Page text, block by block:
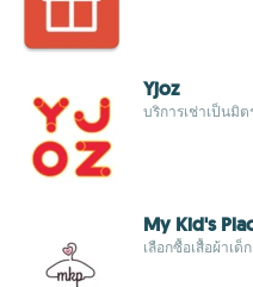
Yjoz
บริการเช่าเป็นมิ
My Kid's
เลือกซื้อเสื้อผ้าเ